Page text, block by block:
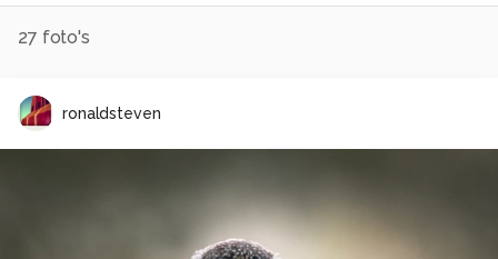
27 foto's
ronaldsteven